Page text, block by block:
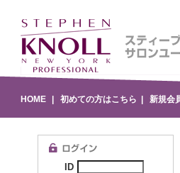
HOME 初めての方はこちら 新規会
ID